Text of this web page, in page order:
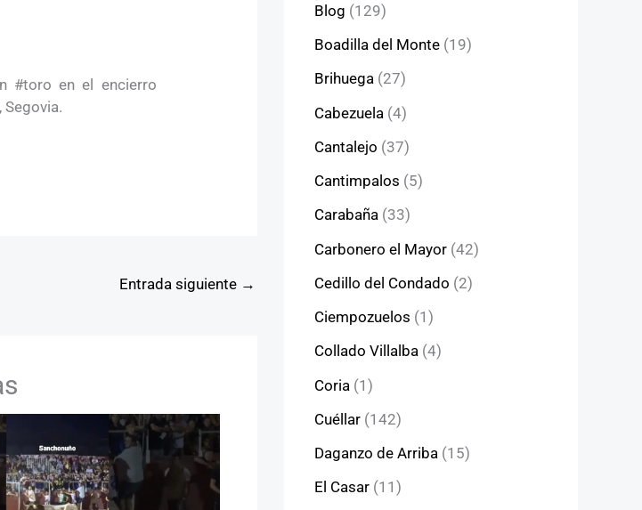
#toro en el encierro
Entrada siguiente →
Blog (129)
Boadilla del Monte (19)
Brihuega (27)
Cabezuela (4)
Cantalejo (37)
Cantimpalos (5)
Carabaña (33)
Carbonero el Mayor (42)
Cedillo del Condado (2)
Ciempozuelos (1)
Collado Villalba (4)
Coria (1)
Cuéllar (142)
Daganzo de Arriba (15)
El Casar (11)